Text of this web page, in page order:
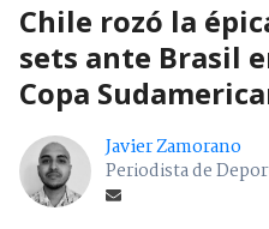
Chile rozó la
sets ante Brasil
Copa
Javier Zamorano
Periodista de